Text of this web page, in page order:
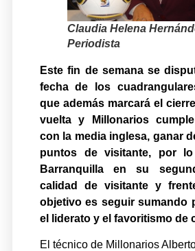
Claudia Helena
Periodista
Este fin de semana se
fecha de los
que además marcará el
vuelta y Millonarios
con la media inglesa, ganar
puntos de visitante, por
Barranquilla en su
calidad de visitante y
objetivo es seguir sumando
el liderato y el favoritismo de
El técnico de Millonarios